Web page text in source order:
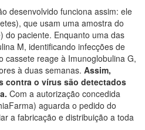
desenvolvido funciona assim: ele
que usam uma amostra do
do paciente. Enquanto uma das
M, identificando infecções de
cassete reage à Imunoglobulina G,
à duas semanas. Assim,
contra o vírus são detectados
Com a autorização concedida
aguarda o pedido do
a fabricação e distribuição a toda